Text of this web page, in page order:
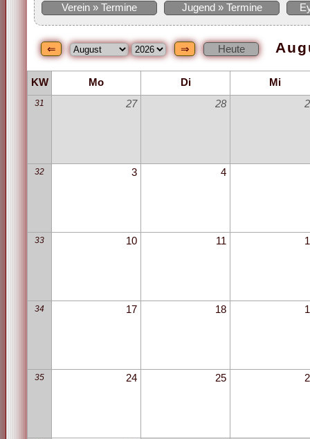
Verein » Termine
Jugend » Termine
KW Mo Di Mi
31 27 28
32 3 4
33 10 11
34 17 18
35 24 25